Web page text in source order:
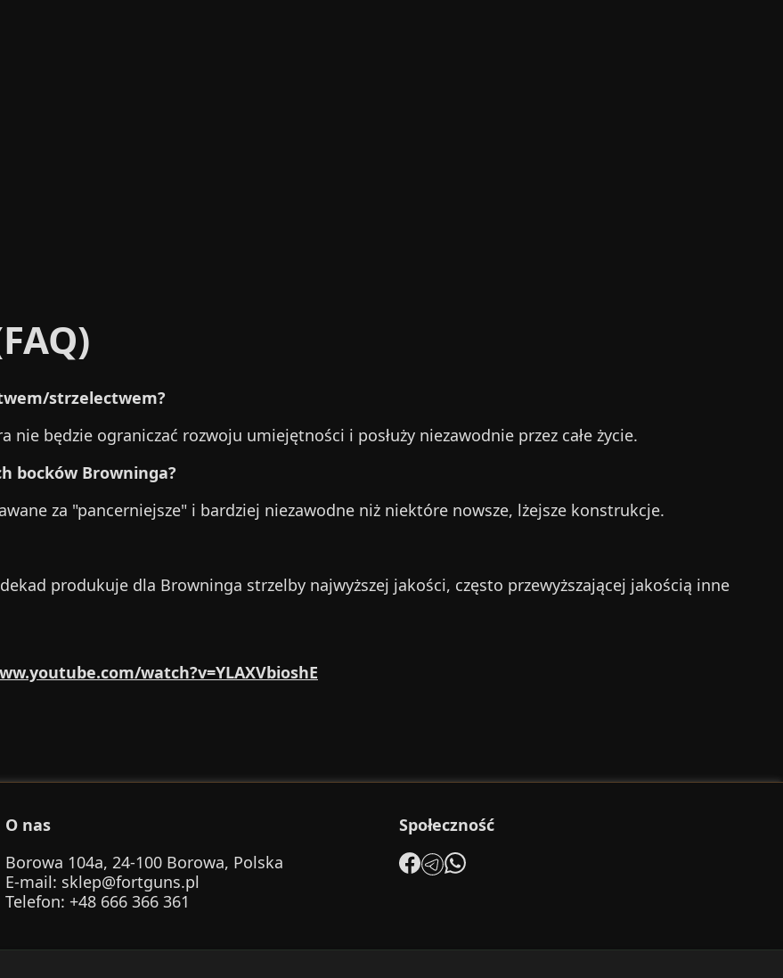
strzelectwem?
nie będzie ograniczać rozwoju umiejętności i posłuży niezawodnie przez całe życie.
bocków Browninga?
za "pancerniejsze" i bardziej niezawodne niż niektóre nowsze, lżejsze konstrukcje.
produkuje dla Browninga strzelby najwyższej jakości, często przewyższającej jakością inne
watch?v=YLAXVbioshE
O nas
Borowa 104a, 24-100 Borowa, Polska
E-mail: sklep@fortguns.pl
Telefon: +48 666 366 361
Społeczność